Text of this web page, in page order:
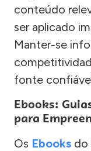
conteúdo
ser aplicado
Manter-se
fonte
Ebooks:
para
Os Ebooks do